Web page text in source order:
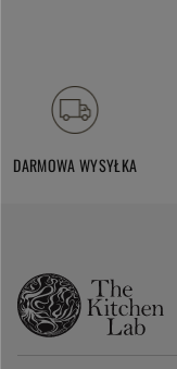
DARMOWA WYSYŁKA